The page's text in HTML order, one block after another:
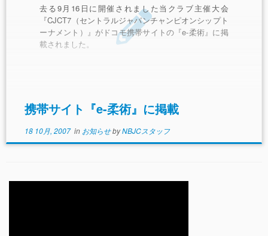
去る9月16日に開催されました当クラブ主催大会
『CJCT7（セントラルジャパンチャンピオンシップト
ーナメント）』がドコモ携帯サイトの『e-柔術』に掲
載されました。
携帯サイト『e-柔術』に掲載
18 10月, 2007in お知らせbyNBJCスタッフ